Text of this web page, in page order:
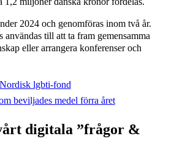
2024 och genomföras inom två år.
användas till att ta fram gemensamma
eller arrangera konferenser och
lgbti-fond
beviljades medel förra året
digitala ”frågor &